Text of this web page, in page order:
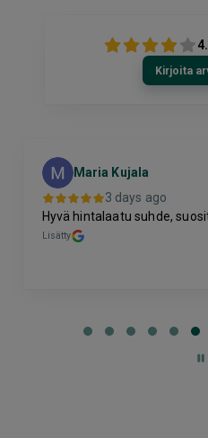
Kirjoita
Maria Kujala
3 days ago
Hyvä hintalaatu suhde,
Lisätty